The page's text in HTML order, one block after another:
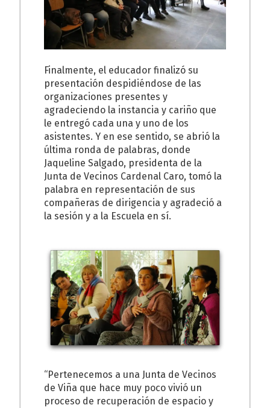
Finalmente, el educador finalizó su
presentación despidiéndose de las
organizaciones presentes y
agradeciendo la instancia y cariño que
le entregó cada una y uno de los
asistentes. Y en ese sentido, se abrió la
última ronda de palabras, donde
Jaqueline Salgado, presidenta de la
Junta de Vecinos Cardenal Caro, tomó la
palabra en representación de sus
compañeras de dirigencia y agradeció a
la sesión y a la Escuela en sí.
“Pertenecemos a una Junta de Vecinos
de Viña que hace muy poco vivió un
proceso de recuperación de espacio y